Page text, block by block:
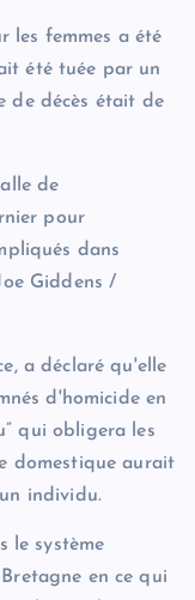
les femmes a été
été tuée par un
de décès était de
de
pour
dans
Giddens /
a déclaré qu'elle
d'homicide en
qui obligera les
domestique aurait
individu.
le système
en ce qui